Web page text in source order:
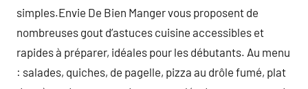
simples.Envie De Bien Manger vous proposent de
nombreuses gout d’astuces cuisine accessibles et
rapides à préparer, idéales pour les débutants. Au menu
: salades, quiches, de pagelle, pizza au drôle fumé, plat